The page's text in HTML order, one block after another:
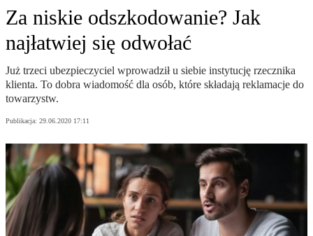
Za niskie odszkodowanie? Jak
najłatwiej się odwołać
Już trzeci ubezpieczyciel wprowadził u siebie instytucję rzecznika
klienta. To dobra wiadomość dla osób, które składają reklamacje do
towarzystw.
Publikacja: 29.06.2020 17:11